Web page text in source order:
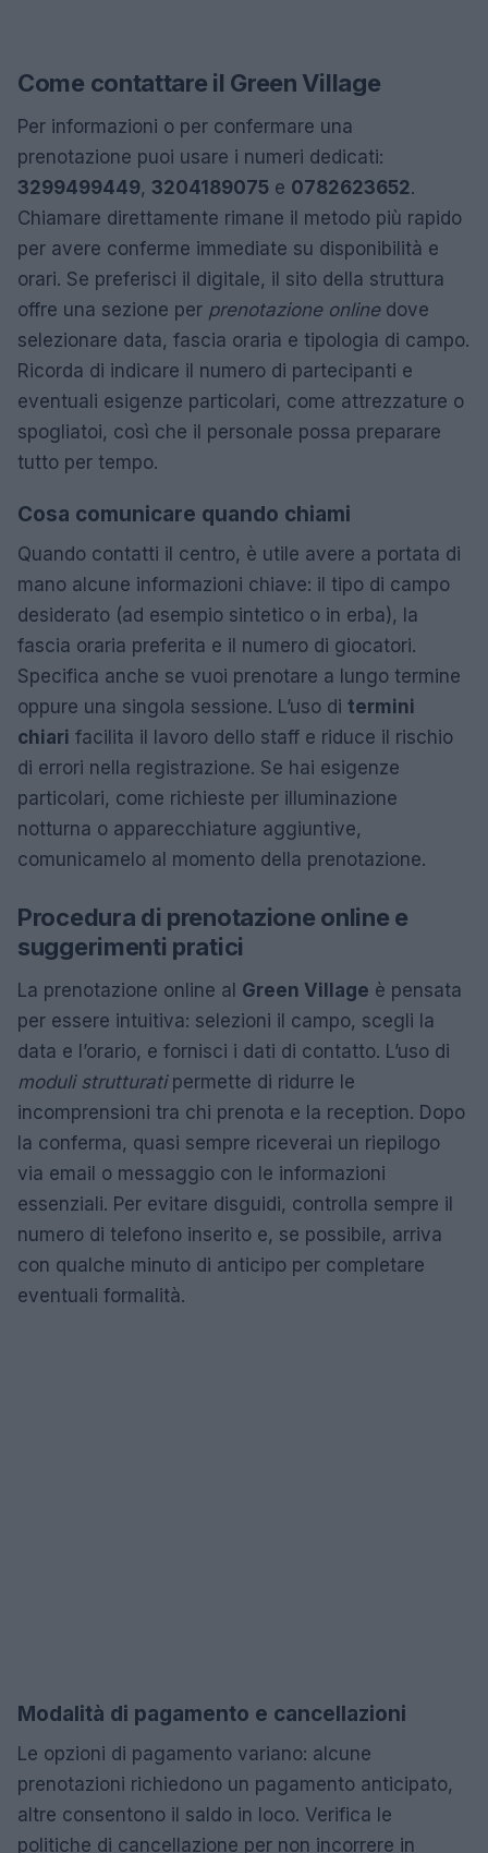
Come contattare il Green Village
Per informazioni o per confermare una
prenotazione puoi usare i numeri dedicati:
3299499449, 3204189075 e 0782623652.
Chiamare direttamente rimane il metodo più rapido
per avere conferme immediate su disponibilità e
orari. Se preferisci il digitale, il sito della struttura
offre una sezione per prenotazione onlinedove
selezionare data, fascia oraria e tipologia di campo.
Ricorda di indicare il numero di partecipanti e
eventuali esigenze particolari, come attrezzature o
spogliatoi, così che il personale possa preparare
tutto per tempo.
Cosa comunicare quando chiami
Quando contatti il centro, è utile avere a portata di
mano alcune informazioni chiave: il tipo di campo
desiderato (ad esempio sintetico o in erba), la
fascia oraria preferita e il numero di giocatori.
Specifica anche se vuoi prenotare a lungo termine
oppure una singola sessione. L’uso di termini
chiari facilita il lavoro dello staff e riduce il rischio
di errori nella registrazione. Se hai esigenze
particolari, come richieste per illuminazione
notturna o apparecchiature aggiuntive,
comunicamelo al momento della prenotazione.
Procedura di prenotazione online e
suggerimenti pratici
La prenotazione online al Green Village è pensata
per essere intuitiva: selezioni il campo, scegli la
data e l’orario, e fornisci i dati di contatto. L’uso di
moduli strutturatipermette di ridurre le
incomprensioni tra chi prenota e la reception. Dopo
la conferma, quasi sempre riceverai un riepilogo
via email o messaggio con le informazioni
essenziali. Per evitare disguidi, controlla sempre il
numero di telefono inserito e, se possibile, arriva
con qualche minuto di anticipo per completare
eventuali formalità.
Modalità di pagamento e cancellazioni
Le opzioni di pagamento variano: alcune
prenotazioni richiedono un pagamento anticipato,
altre consentono il saldo in loco. Verifica le
politiche di cancellazione per non incorrere in